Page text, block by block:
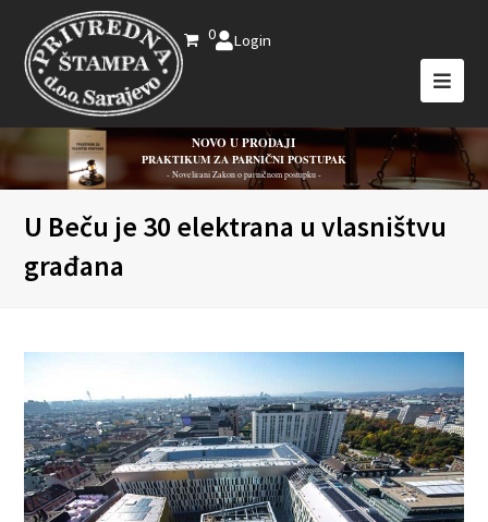
0 Login
NOVO U PRODAJI
PRAKTIKUM ZA PARNIČNI POSTUPAK
- Novelirani Zakon o parničnom postupku -
U Beču je 30 elektrana u vlasništvu
građana